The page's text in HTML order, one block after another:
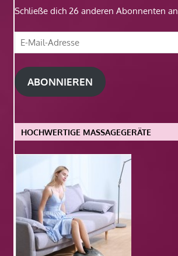
Schließe dich 26 anderen Abonnenten an
E-
Mail-
Adresse
ABONNIEREN
HOCHWERTIGE MASSAGEGERÄTE